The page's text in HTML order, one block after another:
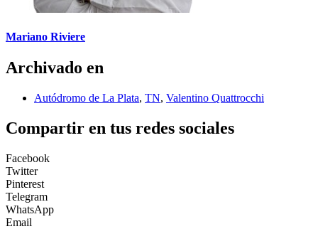
Mariano Riviere
Archivado en
Autódromo de La Plata, TN, Valentino Quattrocchi
Compartir en tus redes sociales
Facebook
Twitter
Pinterest
Telegram
WhatsApp
Email